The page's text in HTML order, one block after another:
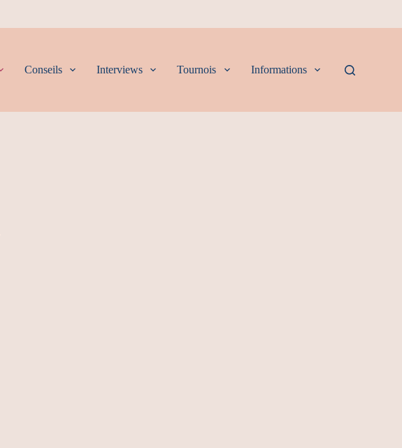
Conseils Interviews Tournois Informations